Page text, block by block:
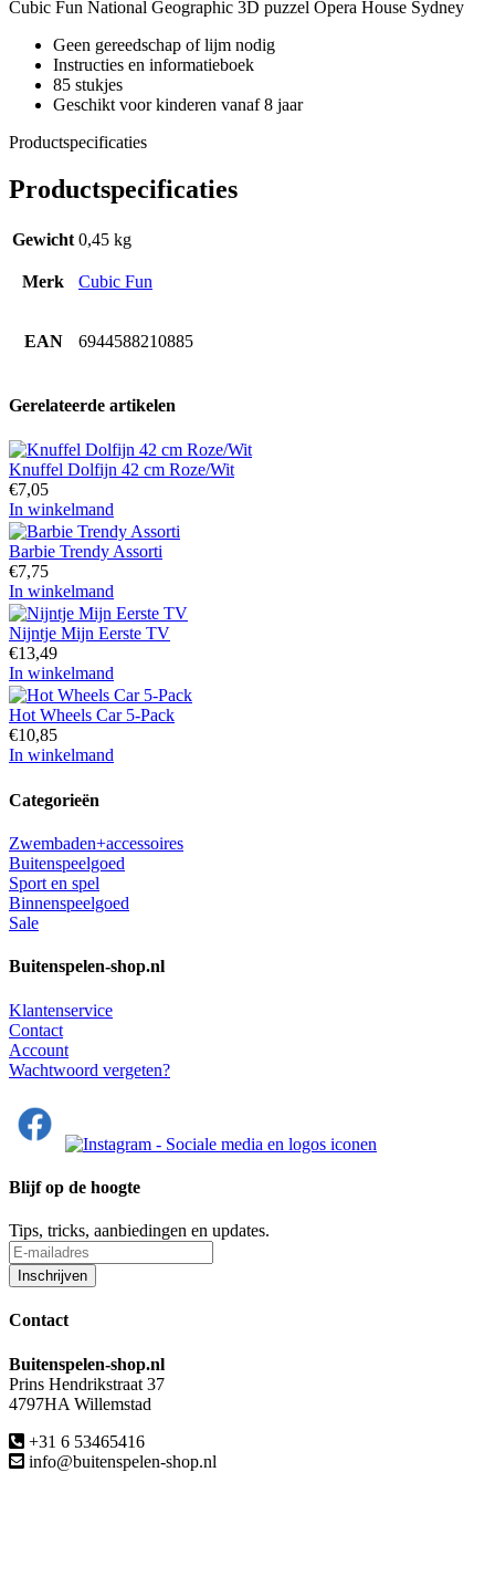
Cubic Fun National Geographic 3D puzzel Opera House Sydney
Geen gereedschap of lijm nodig
Instructies en informatieboek
85 stukjes
Geschikt voor kinderen vanaf 8 jaar
Productspecificaties
Productspecificaties
Gewicht 0,45 kg
Merk Cubic Fun
EAN 6944588210885
Gerelateerde artikelen
Knuffel Dolfijn 42 cm Roze/Wit
€7,05
In winkelmand
Barbie Trendy Assorti
€7,75
In winkelmand
Nijntje Mijn Eerste TV
€13,49
In winkelmand
Hot Wheels Car 5-Pack
€10,85
In winkelmand
Categorieën
Zwembaden+accessoires
Buitenspeelgoed
Sport en spel
Binnenspeelgoed
Sale
Buitenspelen-shop.nl
Klantenservice
Contact
Account
Wachtwoord vergeten?
Blijf op de hoogte
Tips, tricks, aanbiedingen en updates.
Contact
Buitenspelen-shop.nl
Prins Hendrikstraat 37
4797HA Willemstad
+31 6 53465416
info@buitenspelen-shop.nl